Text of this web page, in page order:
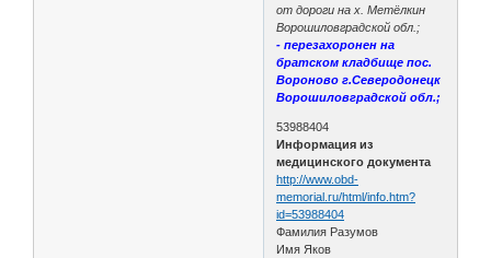
от дороги на х. Метёлкин
Ворошиловградской обл.;
- перезахоронен на
братском кладбище пос.
Вороново г.Северодонецк
Ворошиловградской обл.;
53988404
Информация из
медицинского документа
http://www.obd-
memorial.ru/html/info.htm?
id=53988404
Фамилия Разумов
Имя Яков